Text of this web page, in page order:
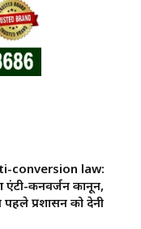
conversion law:
कनवर्जन कानून,
प्रशासन को देनी